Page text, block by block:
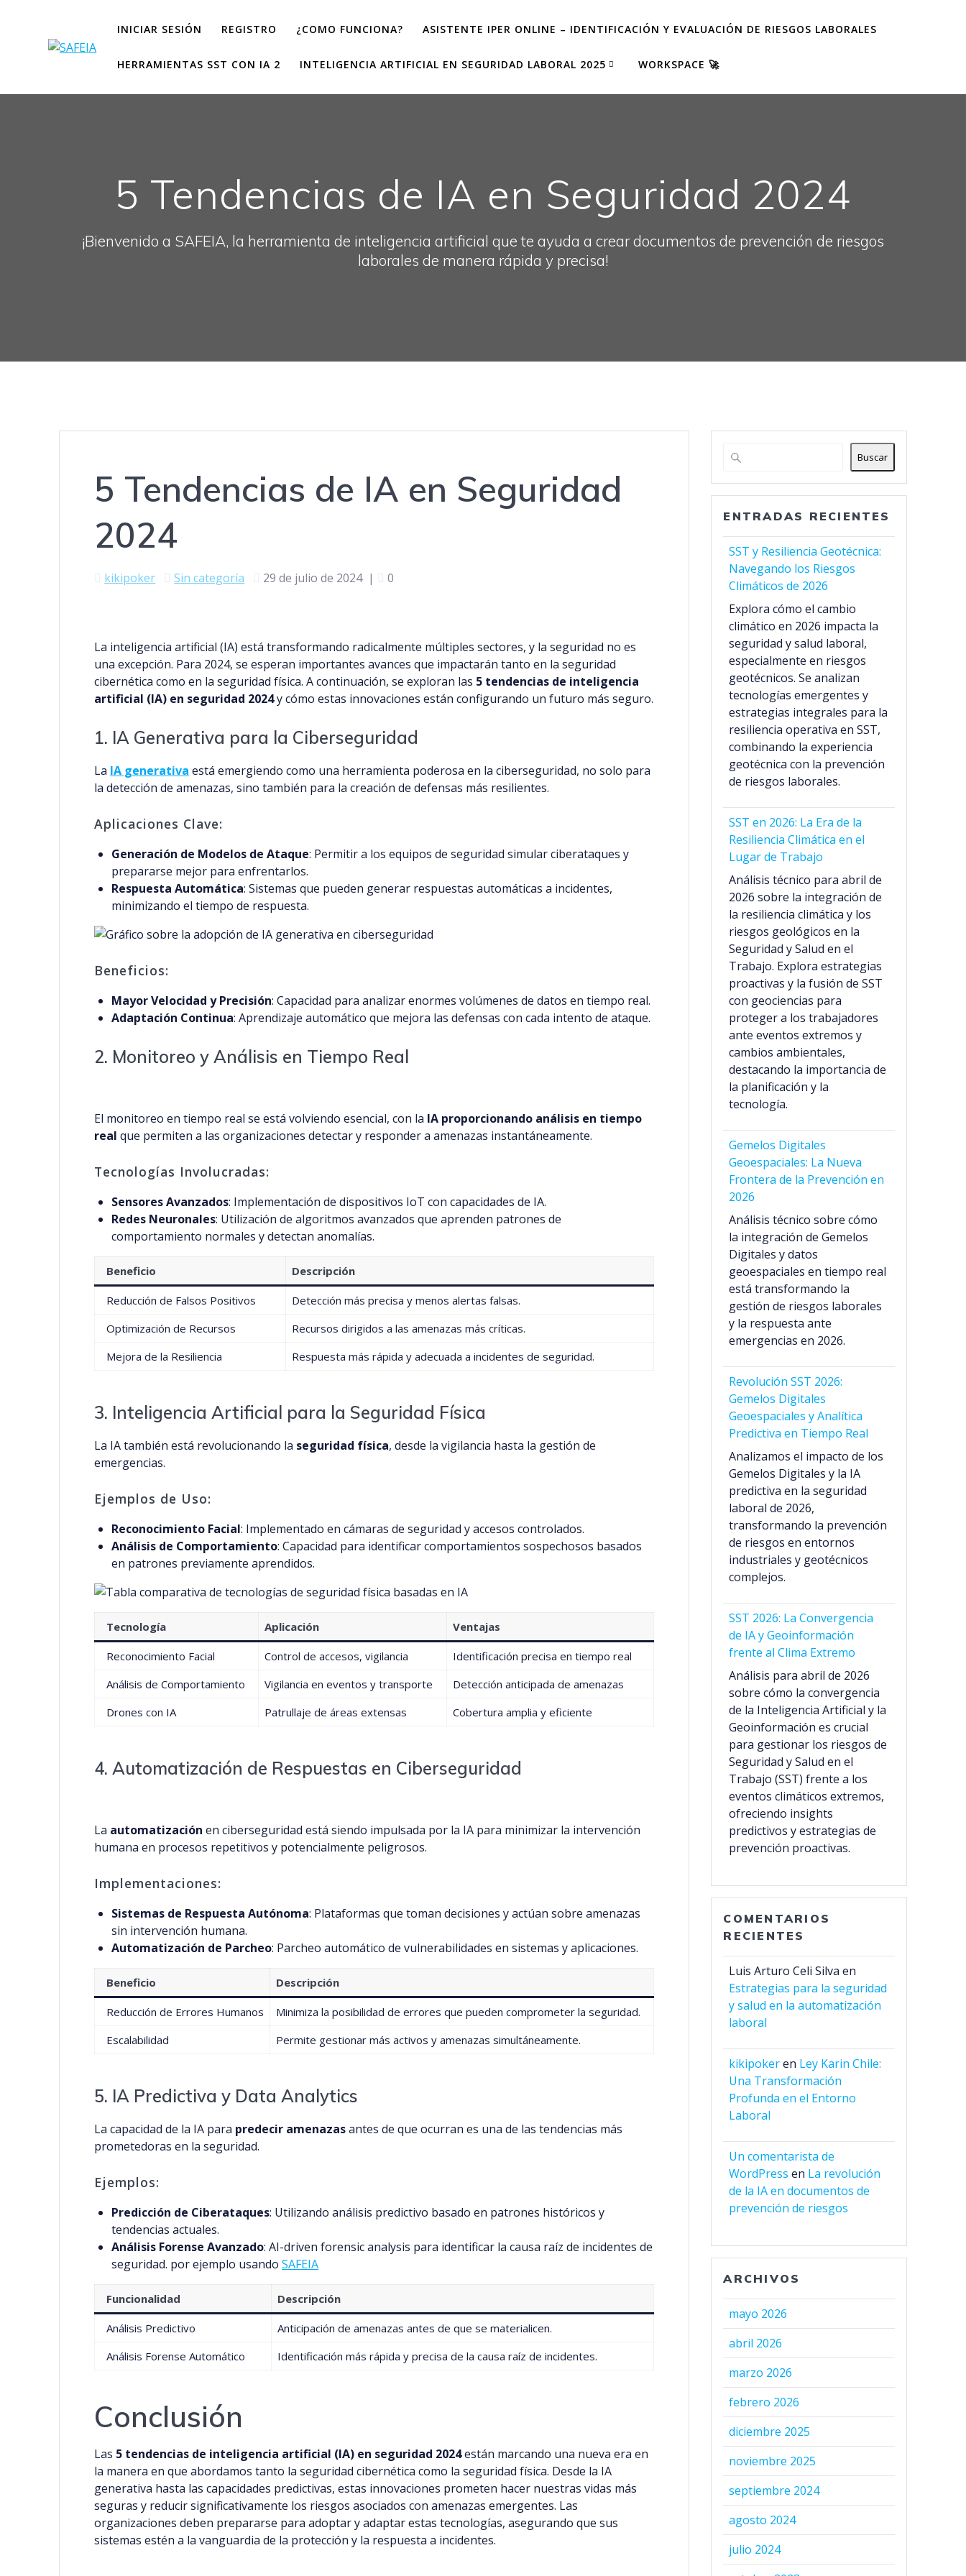
INICIAR SESIÓN REGISTRO ¿COMO FUNCIONA? ASISTENTE IPER ONLINE – IDENTIFICACIÓN Y EVALUACIÓN DE RIESGOS LABORALES
HERRAMIENTAS SST CON IA 2 INTELIGENCIA ARTIFICIAL EN SEGURIDAD LABORAL 2025 WORKSPACE 🚀
5 Tendencias de IA en Seguridad 2024
¡Bienvenido a SAFEIA, la herramienta de inteligencia artificial que te ayuda a crear documentos de prevención de riesgos
laborales de manera rápida y precisa!
5 Tendencias de IA en Seguridad
2024
kikipoker Sin categoría 29 de julio de 2024| 0
La inteligencia artificial (IA) está transformando radicalmente múltiples sectores, y la seguridad no es
una excepción. Para 2024, se esperan importantes avances que impactarán tanto en la seguridad
cibernética como en la seguridad física. A continuación, se exploran las 5 tendencias de inteligencia
artificial (IA) en seguridad 2024y cómo estas innovaciones están configurando un futuro más seguro.
1. IA Generativa para la Ciberseguridad
La IA generativa está emergiendo como una herramienta poderosa en la ciberseguridad, no solo para
la detección de amenazas, sino también para la creación de defensas más resilientes.
Aplicaciones Clave:
Generación de Modelos de Ataque: Permitir a los equipos de seguridad simular ciberataques y
prepararse mejor para enfrentarlos.
Respuesta Automática: Sistemas que pueden generar respuestas automáticas a incidentes,
minimizando el tiempo de respuesta.
Beneficios:
Mayor Velocidad y Precisión: Capacidad para analizar enormes volúmenes de datos en tiempo real.
Adaptación Continua: Aprendizaje automático que mejora las defensas con cada intento de ataque.
2. Monitoreo y Análisis en Tiempo Real
El monitoreo en tiempo real se está volviendo esencial, con la IA proporcionando análisis en tiempo
real que permiten a las organizaciones detectar y responder a amenazas instantáneamente.
Tecnologías Involucradas:
Sensores Avanzados: Implementación de dispositivos IoT con capacidades de IA.
Redes Neuronales: Utilización de algoritmos avanzados que aprenden patrones de
comportamiento normales y detectan anomalías.
Beneficio Descripción
Reducción de Falsos Positivos
Detección más precisa y menos alertas falsas.
Optimización de Recursos
Recursos dirigidos a las amenazas más críticas.
Mejora de la Resiliencia
Respuesta más rápida y adecuada a incidentes de seguridad.
3. Inteligencia Artificial para la Seguridad Física
La IA también está revolucionando la seguridad física, desde la vigilancia hasta la gestión de
emergencias.
Ejemplos de Uso:
Reconocimiento Facial: Implementado en cámaras de seguridad y accesos controlados.
Análisis de Comportamiento: Capacidad para identificar comportamientos sospechosos basados
en patrones previamente aprendidos.
Tecnología Aplicación Ventajas
Reconocimiento Facial Control de accesos, vigilancia
Identificación precisa en tiempo real
Análisis de Comportamiento
Vigilancia en eventos y transporte
Detección anticipada de amenazas
Drones con IA
Patrullaje de áreas extensas Cobertura amplia y eficiente
4. Automatización de Respuestas en Ciberseguridad
La automatización en ciberseguridad está siendo impulsada por la IA para minimizar la intervención
humana en procesos repetitivos y potencialmente peligrosos.
Implementaciones:
Sistemas de Respuesta Autónoma: Plataformas que toman decisiones y actúan sobre amenazas
sin intervención humana.
Automatización de Parcheo: Parcheo automático de vulnerabilidades en sistemas y aplicaciones.
Beneficio Descripción
Reducción de Errores Humanos
Minimiza la posibilidad de errores que pueden comprometer la seguridad.
Escalabilidad
Permite gestionar más activos y amenazas simultáneamente.
5. IA Predictiva y Data Analytics
La capacidad de la IA para predecir amenazasantes de que ocurran es una de las tendencias más
prometedoras en la seguridad.
Ejemplos:
Predicción de Ciberataques: Utilizando análisis predictivo basado en patrones históricos y
tendencias actuales.
Análisis Forense Avanzado: AI-driven forensic analysis para identificar la causa raíz de incidentes de
seguridad. por ejemplo usandoSAFEIA
Funcionalidad Descripción
Análisis Predictivo
Anticipación de amenazas antes de que se materialicen.
Análisis Forense Automático
Identificación más rápida y precisa de la causa raíz de incidentes.
Conclusión
Las 5 tendencias de inteligencia artificial (IA) en seguridad 2024están marcando una nueva era en
la manera en que abordamos tanto la seguridad cibernética como la seguridad física. Desde la IA
generativa hasta las capacidades predictivas, estas innovaciones prometen hacer nuestras vidas más
seguras y reducir significativamente los riesgos asociados con amenazas emergentes. Las
organizaciones deben prepararse para adoptar y adaptar estas tecnologías, asegurando que sus
sistemas estén a la vanguardia de la protección y la respuesta a incidentes.
Buscar
ENTRADAS RECIENTES
SST y Resiliencia Geotécnica:
Navegando los Riesgos
Climáticos de 2026
Explora cómo el cambio
climático en 2026 impacta la
seguridad y salud laboral,
especialmente en riesgos
geotécnicos. Se analizan
tecnologías emergentes y
estrategias integrales para la
resiliencia operativa en SST,
combinando la experiencia
geotécnica con la prevención
de riesgos laborales.
SST en 2026: La Era de la
Resiliencia Climática en el
Lugar de Trabajo
Análisis técnico para abril de
2026 sobre la integración de
la resiliencia climática y los
riesgos geológicos en la
Seguridad y Salud en el
Trabajo. Explora estrategias
proactivas y la fusión de SST
con geociencias para
proteger a los trabajadores
ante eventos extremos y
cambios ambientales,
destacando la importancia de
la planificación y la
tecnología.
Gemelos Digitales
Geoespaciales: La Nueva
Frontera de la Prevención en
2026
Análisis técnico sobre cómo
la integración de Gemelos
Digitales y datos
geoespaciales en tiempo real
está transformando la
gestión de riesgos laborales
y la respuesta ante
emergencias en 2026.
Revolución SST 2026:
Gemelos Digitales
Geoespaciales y Analítica
Predictiva en Tiempo Real
Analizamos el impacto de los
Gemelos Digitales y la IA
predictiva en la seguridad
laboral de 2026,
transformando la prevención
de riesgos en entornos
industriales y geotécnicos
complejos.
SST 2026: La Convergencia
de IA y Geoinformación
frente al Clima Extremo
Análisis para abril de 2026
sobre cómo la convergencia
de la Inteligencia Artificial y la
Geoinformación es crucial
para gestionar los riesgos de
Seguridad y Salud en el
Trabajo (SST) frente a los
eventos climáticos extremos,
ofreciendo insights
predictivos y estrategias de
prevención proactivas.
COMENTARIOS
RECIENTES
Luis Arturo Celi Silva en
Estrategias para la seguridad
y salud en la automatización
laboral
kikipokeren Ley Karin Chile:
Una Transformación
Profunda en el Entorno
Laboral
Un comentarista de
WordPress en La revolución
de la IA en documentos de
prevención de riesgos
ARCHIVOS
mayo 2026
abril 2026
marzo 2026
febrero 2026
diciembre 2025
noviembre 2025
septiembre 2024
agosto 2024
julio 2024